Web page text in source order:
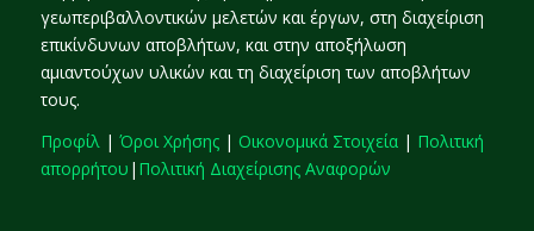
γεωπεριβαλλοντικών μελετών και έργων, στη διαχείριση
επικίνδυνων αποβλήτων, και στην αποξήλωση
αμιαντούχων υλικών και τη διαχείριση των αποβλήτων
τους.
Προφίλ| Όροι Χρήσης| Οικονομικά Στοιχεία| Πολιτική
απορρήτου | Πολιτική Διαχείρισης Αναφορών